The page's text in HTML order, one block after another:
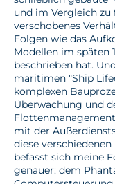
und im Vergleich zu
verschobenes
Folgen wie das
Modellen im späten
beschrieben hat.
maritimen "Ship
komplexen
Überwachung und
mit der
diese
befasst sich meine
genauer: dem